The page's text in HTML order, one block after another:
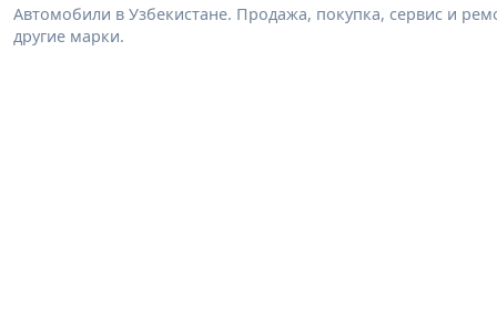
Автомобили в Узбекистане. Продажа, покупка, сервис и
другие марки.